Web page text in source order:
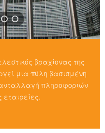
βραχίονας της
μια πύλη βασισμένη
πληροφοριών
εταιρείες.